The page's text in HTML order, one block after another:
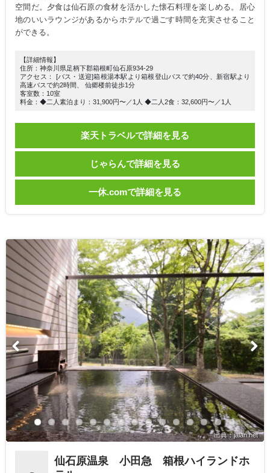
空間だ。夕食は仙石原の食材を活かした懐石料理を楽しめる。居心
地のいいラウンジがあるからホテルで過ごす時間を充実させること
ができる。
【詳細情報】
住所：神奈川県足柄下郡箱根町仙石原934-29
アクセス： [バス・送迎]箱根湯本駅より箱根登山バスで約40分、新宿駅より
高速バスで約2時間、 仙郷楼前徒歩1分
客室数：10室
料金：◆二人素泊まり：31,900円〜／1人 ◆二人2食：32,600円〜／1人
楽天トラベルで詳細を見る
じゃらんで詳細を見る
一休.comで詳細を見る
出典：jalan.net
仙石原温泉 小田急 箱根ハイランドホ